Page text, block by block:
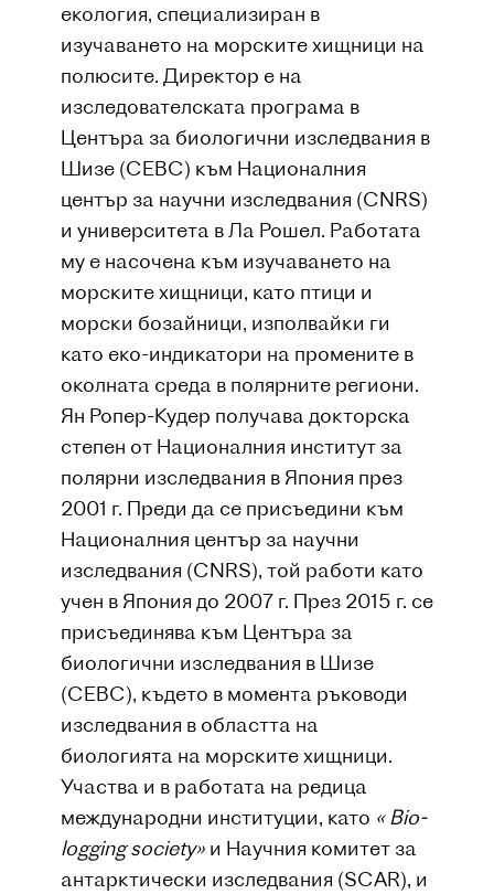
екология, специализиран в
изучаването на морските хищници на
полюсите. Директор е на
изследователската програма в
Центъра за биологични изследвания в
Шизе (CEBC) към Националния
център за научни изследвания (CNRS)
и университета в Ла Рошел. Работата
му е насочена към изучаването на
морските хищници, като птици и
морски бозайници, изполвайки ги
като еко-индикатори на промените в
околната среда в полярните региони.
Ян Ропер-Кудер получава докторска
степен от Националния институт за
полярни изследвания в Япония през
2001 г. Преди да се присъедини към
Националния център за научни
изследвания (CNRS), той работи като
учен в Япония до 2007 г. През 2015 г. се
присъединява към Центъра за
биологични изследвания в Шизе
(CEBC), където в момента ръководи
изследвания в областта на
биологията на морските хищници.
Участва и в работата на редица
международни институции, като « Bio-
logging society»и Научния комитет за
антарктически изследвания (SCAR), и